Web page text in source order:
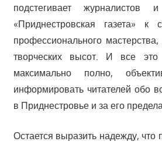
подстегивает журналистов
«Приднестровская газета» к
профессионального
творческих высот. И все
максимально полно,
информировать читателей обо
в Приднестровье и за его
Остается выразить надежду, что